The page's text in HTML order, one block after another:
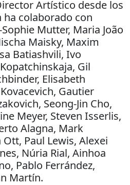
Artístico desde los
colaborado con
Mutter, Maria João
Maisky, Maxim
Batiashvili, Ivo
Gil
Elisabeth
Gautier
Seong-Jin Cho,
Meyer, Steven Isserlis,
Alagna, Mark
Paul Lewis, Alexei
Núria Rial, Ainhoa
Pablo Ferrández,
Martín.